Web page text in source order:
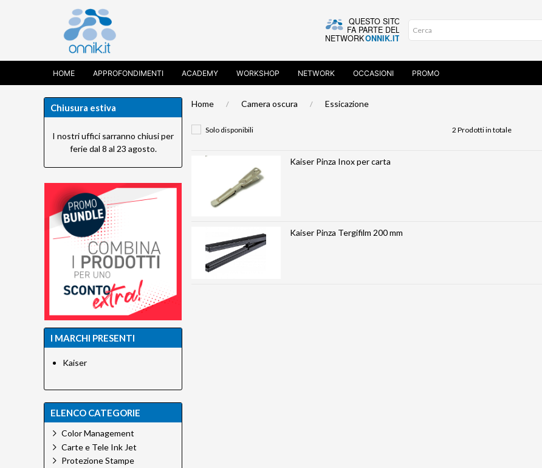
HOME APPROFONDIMENTI ACADEMY WORKSHOP NETWORK OCCASIONI PROMO
Home Camera oscura Essicazione
Solo disponibili 2 Prodotti in totale
Kaiser Pinza Inox per carta
Kaiser Pinza Tergifilm 200 mm
Chiusura estiva
I nostri uffici sarranno chiusi per
ferie dal 8 al 23 agosto.
I MARCHI PRESENTI
Kaiser
ELENCO CATEGORIE
Color Management
Carte e Tele Ink Jet
Protezione Stampe